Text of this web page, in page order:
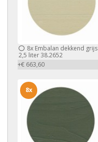
8x Embalan dekkend grijs
2,5 liter 38.2652
+€ 663,60
8x